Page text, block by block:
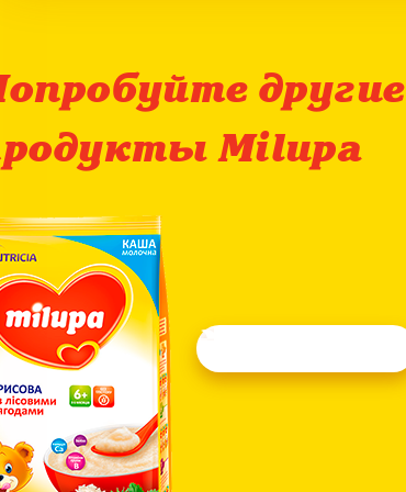
другие
Milupa